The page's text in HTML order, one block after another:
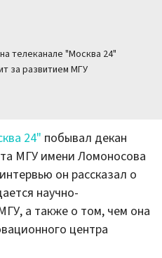
телеканале "Москва 24"
за развитием МГУ
24" побывал декан
МГУ имени Ломоносова
он рассказал о
научно-
а также о том, чем она
центра